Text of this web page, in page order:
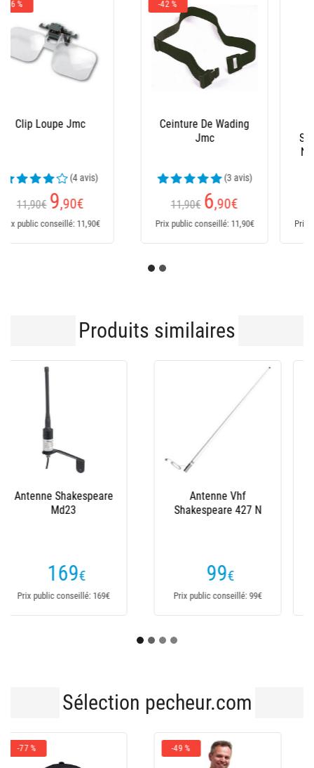
Waders Nylon
Dès 59
Prix public conseillé: 59,99€
Waders Néoprène
Shakespeare Sigma
Dès 79
Prix public conseillé: 79,99€
Produits similaires
Antenne Vhf
Shakespeare Aa20
209
Prix public conseillé: 209€
Antenne Vhf
Shakespeare 427 S
115
Prix public conseillé: 115€
Sélection pecheur.com